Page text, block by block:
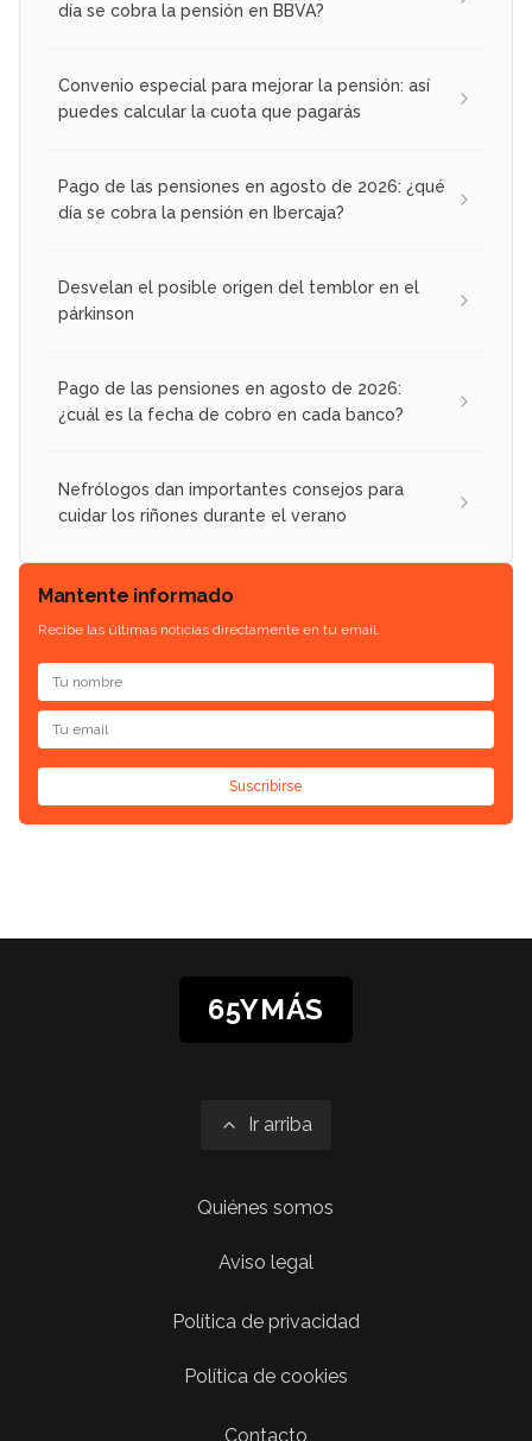
día se cobra la pensión en BBVA?
Convenio especial para mejorar la pensión: así
puedes calcular la cuota que pagarás
Pago de las pensiones en agosto de 2026: ¿qué
día se cobra la pensión en Ibercaja?
Desvelan el posible origen del temblor en el
párkinson
Pago de las pensiones en agosto de 2026:
¿cuál es la fecha de cobro en cada banco?
Nefrólogos dan importantes consejos para
cuidar los riñones durante el verano
Mantente informado
Recibe las últimas noticias directamente en tu email.
Suscribirse
65YMÁS
Ir arriba
Quiénes somos
Aviso legal
Política de privacidad
Política de cookies
Contacto